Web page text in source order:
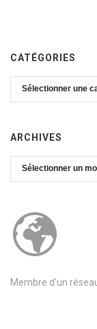
CATÉGORIES
Catégories
ARCHIVES
Archives
Membre d’un